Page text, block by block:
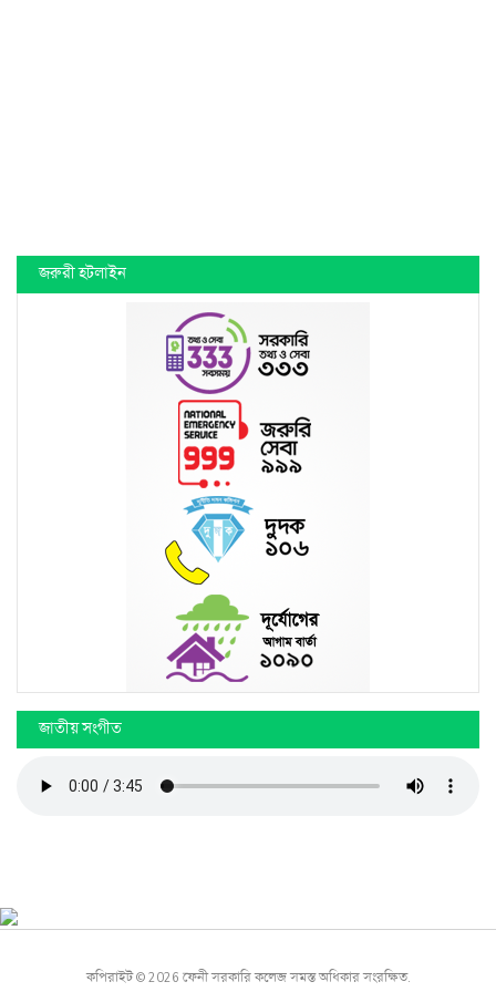
জরুরী হটলাইন
জাতীয় সংগীত
কপিরাইট © 2026 ফেনী সরকারি কলেজ সমস্ত অধিকার সংরক্ষিত.